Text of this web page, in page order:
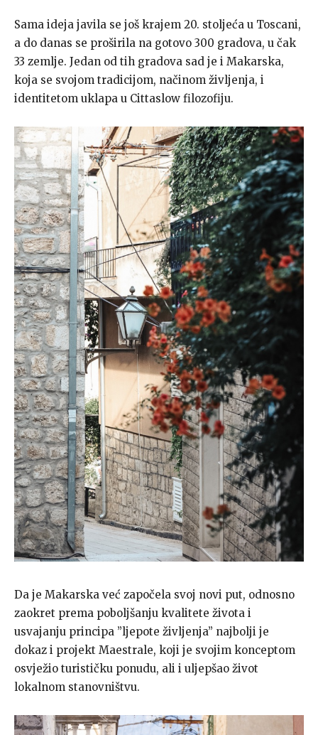
Sama ideja javila se još krajem 20. stoljeća u Toscani,
a do danas se proširila na gotovo 300 gradova, u čak
33 zemlje. Jedan od tih gradova sad je i Makarska,
koja se svojom tradicijom, načinom življenja, i
identitetom uklapa u Cittaslow filozofiju.
Da je Makarska već započela svoj novi put, odnosno
zaokret prema poboljšanju kvalitete života i
usvajanju principa ”ljepote življenja” najbolji je
dokaz i projekt Maestrale, koji je svojim konceptom
osvježio turističku ponudu, ali i uljepšao život
lokalnom stanovništvu.